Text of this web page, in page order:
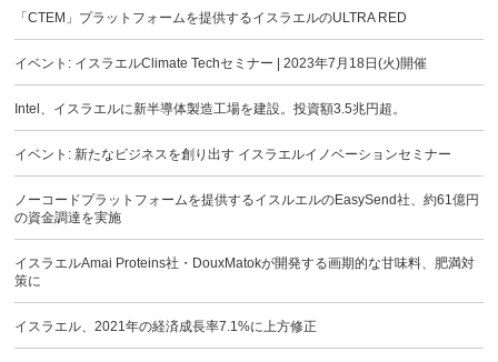
「CTEM」プラットフォームを提供するイスラエルのULTRA RED
イベント: イスラエルClimate Techセミナー | 2023年7月18日(火)開催
Intel、イスラエルに新半導体製造工場を建設。投資額3.5兆円超。
イベント: 新たなビジネスを創り出す イスラエルイノベーションセミナー
ノーコードプラットフォームを提供するイスルエルのEasySend社、約61億円
の資金調達を実施
イスラエルAmai Proteins社・DouxMatokが開発する画期的な甘味料、肥満対
策に
イスラエル、2021年の経済成長率7.1%に上方修正